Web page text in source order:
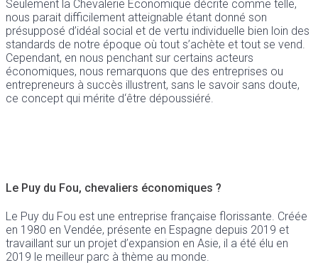
Seulement la Chevalerie Économique décrite comme telle,
nous parait difficilement atteignable étant donné son
présupposé d’idéal social et de vertu individuelle bien loin des
standards de notre époque où tout s’achète et tout se vend.
Cependant, en nous penchant sur certains acteurs
économiques, nous remarquons que des entreprises ou
entrepreneurs à succès illustrent, sans le savoir sans doute,
ce concept qui mérite d‘être dépoussiéré.
Le Puy du Fou, chevaliers économiques ?
Le Puy du Fou est une entreprise française florissante. Créée
en 1980 en Vendée, présente en Espagne depuis 2019 et
travaillant sur un projet d’expansion en Asie, il a été élu en
2019 le meilleur parc à thème au monde.